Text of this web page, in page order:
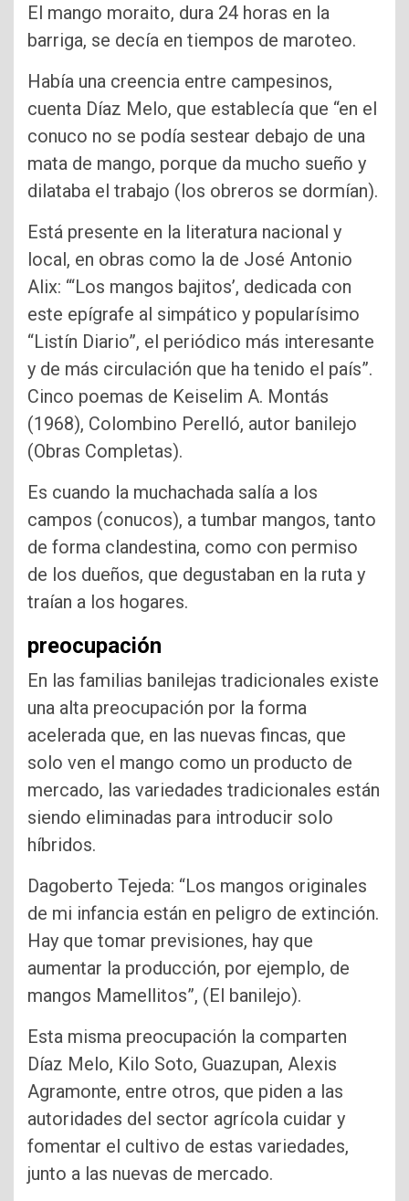
El mango moraito, dura 24 horas en la
barriga, se decía en tiempos de maroteo.
Había una creencia entre campesinos,
cuenta Díaz Melo, que establecía que “en el
conuco no se podía sestear debajo de una
mata de mango, porque da mucho sueño y
dilataba el trabajo (los obreros se dormían).
Está presente en la literatura nacional y
local, en obras como la de José Antonio
Alix: “‘Los mangos bajitos’, dedicada con
este epígrafe al simpático y popularísimo
“Listín Diario”, el periódico más interesante
y de más circulación que ha tenido el país”.
Cinco poemas de Keiselim A. Montás
(1968), Colombino Perelló, autor banilejo
(Obras Completas).
Es cuando la muchachada salía a los
campos (conucos), a tumbar mangos, tanto
de forma clandestina, como con permiso
de los dueños, que degustaban en la ruta y
traían a los hogares.
preocupación
En las familias banilejas tradicionales existe
una alta preocupación por la forma
acelerada que, en las nuevas fincas, que
solo ven el mango como un producto de
mercado, las variedades tradicionales están
siendo eliminadas para introducir solo
híbridos.
Dagoberto Tejeda: “Los mangos originales
de mi infancia están en peligro de extinción.
Hay que tomar previsiones, hay que
aumentar la producción, por ejemplo, de
mangos Mamellitos”, (El banilejo).
Esta misma preocupación la comparten
Díaz Melo, Kilo Soto, Guazupan, Alexis
Agramonte, entre otros, que piden a las
autoridades del sector agrícola cuidar y
fomentar el cultivo de estas variedades,
junto a las nuevas de mercado.